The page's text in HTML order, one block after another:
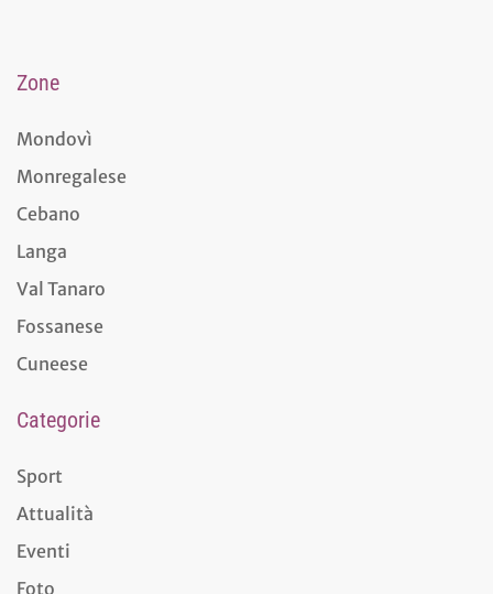
Zone
Mondovì
Monregalese
Cebano
Langa
Val Tanaro
Fossanese
Cuneese
Categorie
Sport
Attualità
Eventi
Foto